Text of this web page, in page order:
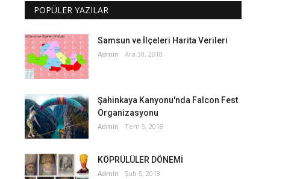
POPÜLER YAZILAR
Samsun ve İlçeleri Harita Verileri
Admin Ara 30, 2018
Şahinkaya Kanyonu'nda Falcon Fest
Organizasyonu
Admin Tem 5, 2018
KÖPRÜLÜLER DÖNEMİ
Admin Şub 5, 2018